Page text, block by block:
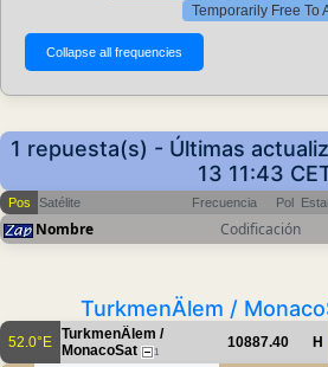
Temporarily Free To
1 repuesta(s) - Últimas
13 11:43
Pos Satélite Frecuencia Pol
Nombre Codificación
TurkmenÄlem /
52.0°E TurkmenÄlem /
MonacoSat
1
10887.40 H